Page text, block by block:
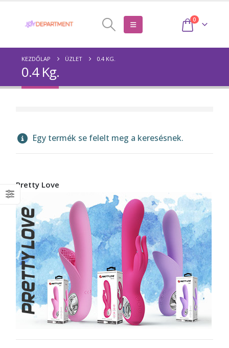
0
KEZDŐLAP ÜZLET 0.4 KG.
0.4 Kg.
Egy termék se felelt meg a keresésnek.
Pretty Love